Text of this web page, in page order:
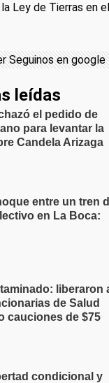
Ley de Tierras en
leídas
el pedido de
para levantar la
Candela Arizaga
entre un tren
en La Boca:
liberaron
de Salud
cauciones de $75
condicional y